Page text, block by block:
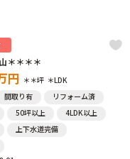
＊＊＊＊
円 ＊＊坪 ＊LDK
間取り有
リフォーム済
50坪以上
4LDK以上
上下水道完備